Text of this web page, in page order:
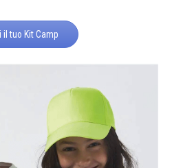
il tuo Kit Camp